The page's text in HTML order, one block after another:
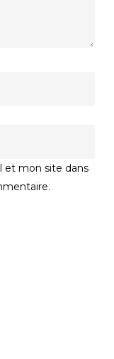
et mon site dans